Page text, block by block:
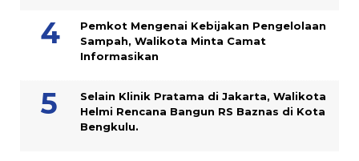
Pemkot Mengenai Kebijakan Pengelolaan
Sampah, Walikota Minta Camat
Informasikan
Selain Klinik Pratama di Jakarta, Walikota
Helmi Rencana Bangun RS Baznas di Kota
Bengkulu.